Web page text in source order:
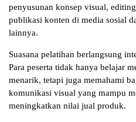
penyusunan konsep visual,
publikasi konten di media sosial
lainnya.
Suasana pelatihan berlangsung
Para peserta tidak hanya belajar
menarik, tetapi juga memahami
komunikasi visual yang mampu
meningkatkan nilai jual produk.